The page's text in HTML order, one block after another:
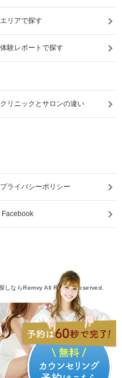
エリアで探す
体験レポートで探す
クリニックとサロンの違い
プライバシーポリシー
Facebook
しならRemvy All Rights Reserved.